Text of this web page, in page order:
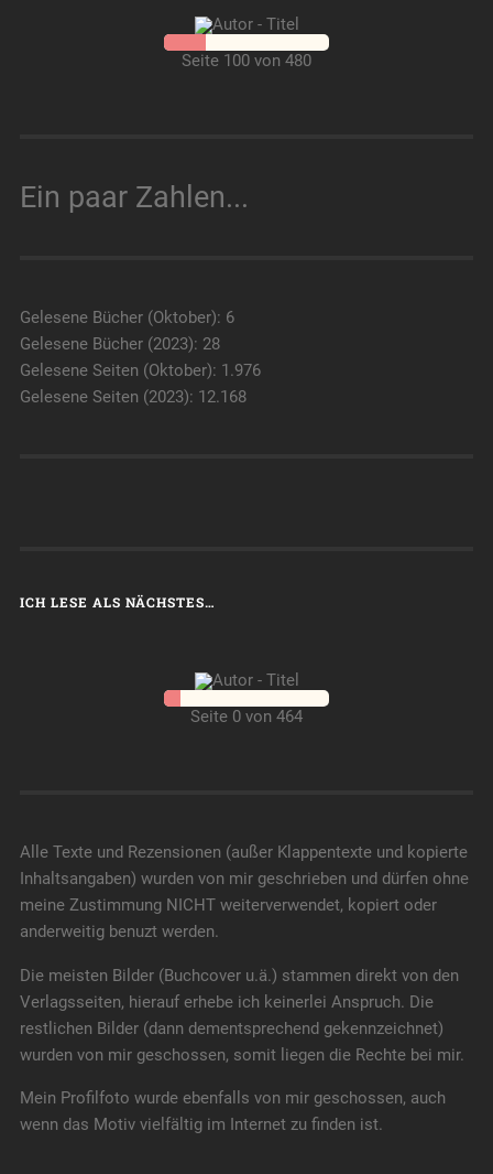
Seite 100 von 480
Ein paar Zahlen...
Gelesene Bücher (Oktober): 6
Gelesene Bücher (2023): 28
Gelesene Seiten (Oktober): 1.976
Gelesene Seiten (2023): 12.168
ICH LESE ALS NÄCHSTES…
Seite 0 von 464
Alle Texte und Rezensionen (außer Klappentexte und kopierte
Inhaltsangaben) wurden von mir geschrieben und dürfen ohne
meine Zustimmung NICHT weiterverwendet, kopiert oder
anderweitig benuzt werden.
Die meisten Bilder (Buchcover u.ä.) stammen direkt von den
Verlagsseiten, hierauf erhebe ich keinerlei Anspruch. Die
restlichen Bilder (dann dementsprechend gekennzeichnet)
wurden von mir geschossen, somit liegen die Rechte bei mir.
Mein Profilfoto wurde ebenfalls von mir geschossen, auch
wenn das Motiv vielfältig im Internet zu finden ist.